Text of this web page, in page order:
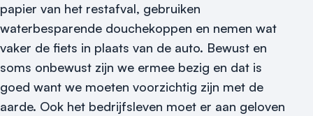
Vraag locatie aan
Locatiegids
papier van het restafval, gebruiken
waterbesparende douchekoppen en nemen wat
vaker de fiets in plaats van de auto. Bewust en
soms onbewust zijn we ermee bezig en dat is
goed want we moeten voorzichtig zijn met de
aarde. Ook het bedrijfsleven moet er aan geloven